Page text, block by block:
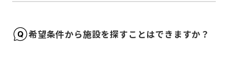
希望条件から施設を探すことはできますか？